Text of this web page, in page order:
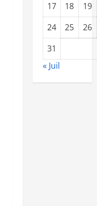
17
18
19
24
25
26
31
« Juil